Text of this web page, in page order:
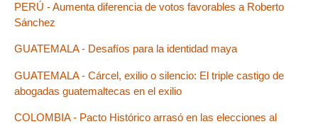
PERÚ - Aumenta diferencia de votos favorables a Roberto
Sánchez
GUATEMALA - Desafíos para la identidad maya
GUATEMALA - Cárcel, exilio o silencio: El triple castigo de
abogadas guatemaltecas en el exilio
COLOMBIA - Pacto Histórico arrasó en las elecciones al